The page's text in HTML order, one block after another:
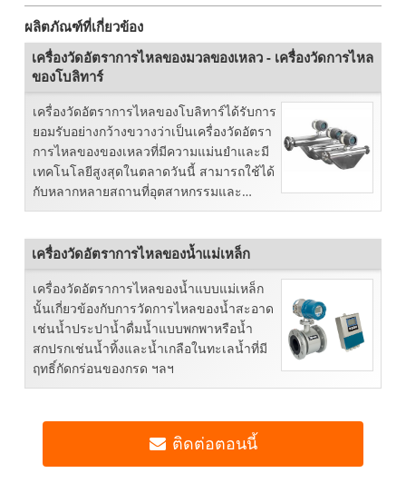
ผลิตภัณฑ์ที่เกี่ยวข้อง
เครื่องวัดอัตราการไหลของมวลของเหลว - เครื่องวัดการไหล
ของโบลิทาร์
เครื่องวัดอัตราการไหลของโบลิทาร์ได้รับการ
ยอมรับอย่างกว้างขวางว่าเป็นเครื่องวัดอัตรา
การไหลของของเหลวที่มีความแม่นยำและมี
เทคโนโลยีสูงสุดในตลาดวันนี้ สามารถใช้ได้
กับหลากหลายสถานที่อุตสาหกรรมและ
เทศบาล, TheCorio ...
เครื่องวัดอัตราการไหลของน้ำแม่เหล็ก
เครื่องวัดอัตราการไหลของน้ำแบบแม่เหล็ก
นั้นเกี่ยวข้องกับการวัดการไหลของน้ำสะอาด
เช่นน้ำประปาน้ำดื่มน้ำแบบพกพาหรือน้ำ
สกปรกเช่นน้ำทิ้งและน้ำเกลือในทะเลน้ำที่มี
ฤทธิ์กัดกร่อนของกรด ฯลฯ
ติดต่อตอนนี้